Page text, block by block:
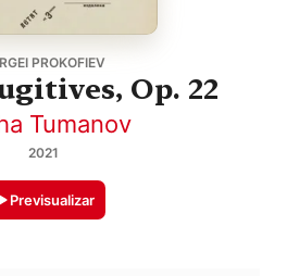
PROKOFIEV
Op. 22
Tumanov
2021
Previsualizar